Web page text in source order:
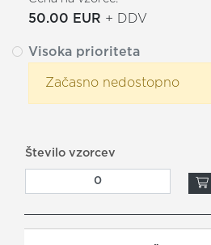
50.00 EUR + DDV
Visoka prioriteta
Začasno nedostopno
Število vzorcev